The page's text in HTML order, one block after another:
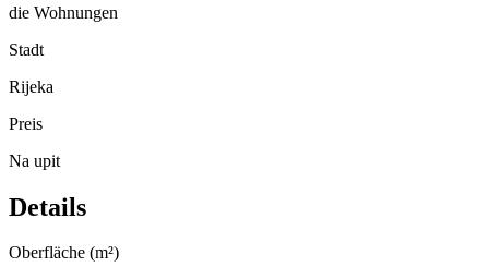
die Wohnungen
Stadt
Rijeka
Preis
Na upit
Details
Oberfläche (m²)